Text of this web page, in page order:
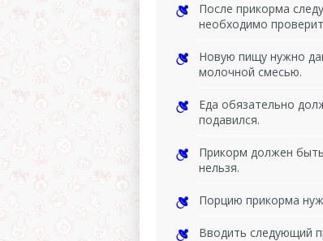
После прикорма
необходимо
Новую пищу нужно
молочной смесью.
Еда обязательно
подавился.
Прикорм должен
нельзя.
Порцию прикорма
Вводить следующий